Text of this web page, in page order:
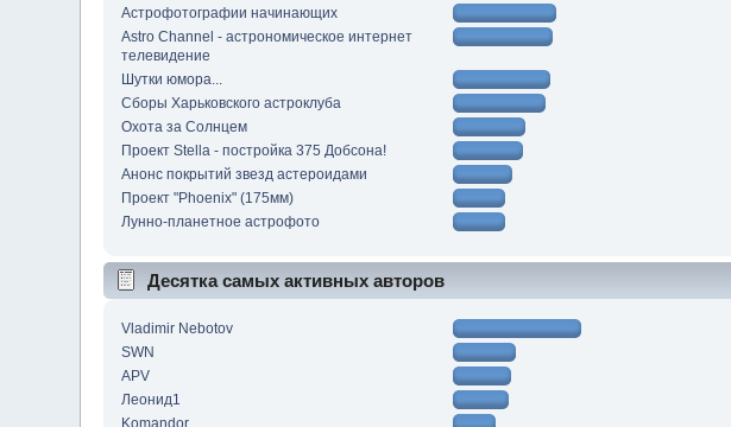
Астрофотографии начинающих
Astro Channel - астрономическое интернет
телевидение
Шутки юмора...
Сборы Харьковского астроклуба
Охота за Солнцем
Проект Stella - постройка 375 Добсона!
Анонс покрытий звезд астероидами
Проект "Phoenix" (175мм)
Лунно-планетное астрофото
Десятка самых активных авторов
Vladimir Nebotov
SWN
APV
Леонид1